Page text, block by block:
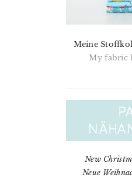
Meine
My fabric
New
Neue